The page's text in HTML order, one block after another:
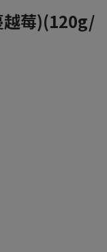
越莓)(120g/